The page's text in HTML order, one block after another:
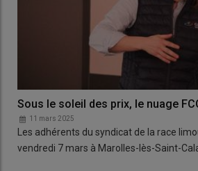
Sous le soleil des prix, le nuage
11 mars 2025
Les adhérents du syndicat de la race
vendredi 7 mars à Marolles-lès-Saint-